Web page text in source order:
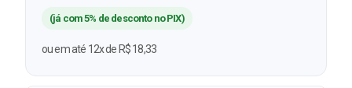
(já com 5% de desconto no PIX)
ou em até 12x de R$ 18,33